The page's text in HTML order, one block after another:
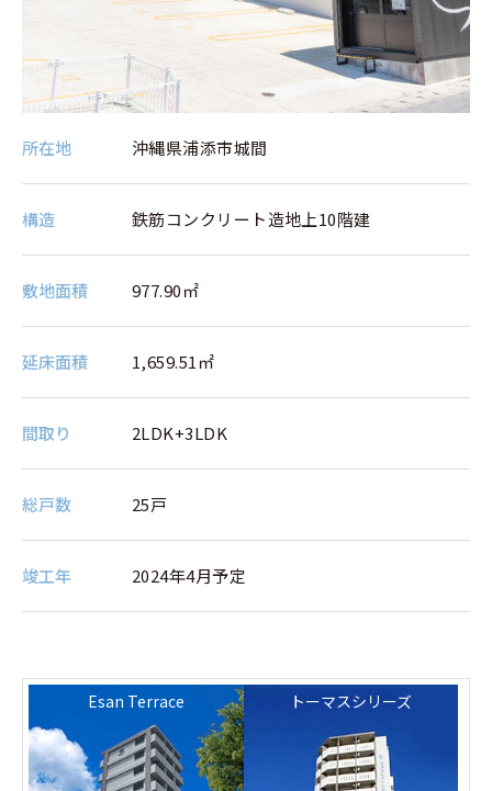
所在地 沖縄県浦添市城間
構造 鉄筋コンクリート造地上10階建
敷地⾯積 977.90㎡
延床⾯積 1,659.51㎡
間取り 2LDK+3LDK
総⼾数 25戸
竣⼯年 2024年4月予定
Esan Terrace トーマスシリーズ